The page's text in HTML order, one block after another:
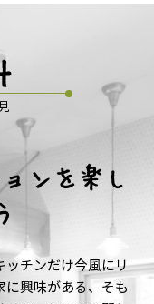
ンを楽し
ッチンだけ今風にリ
に興味がある、そも